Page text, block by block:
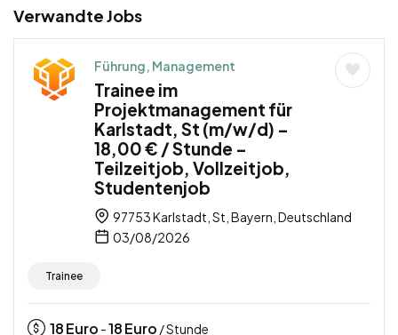
Verwandte Jobs
Führung, Management
Trainee im
Projektmanagement für
Karlstadt, St (m/w/d) –
18,00 € / Stunde –
Teilzeitjob, Vollzeitjob,
Studentenjob
97753 Karlstadt, St, Bayern, Deutschland
03/08/2026
Trainee
18Euro -18Euro / Stunde